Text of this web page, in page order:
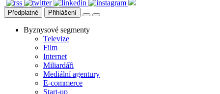
Předplatné Přihlášení
Byznysové segmenty
Televize
Film
Internet
Miliardáři
Mediální agentury
E-commerce
Start-up